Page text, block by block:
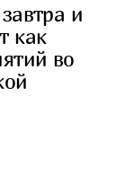
и
как
во